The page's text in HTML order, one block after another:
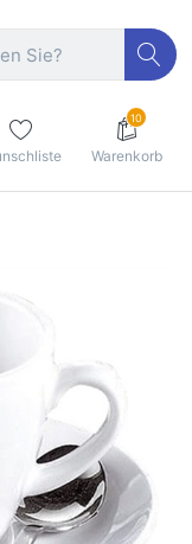
10
Warenkorb